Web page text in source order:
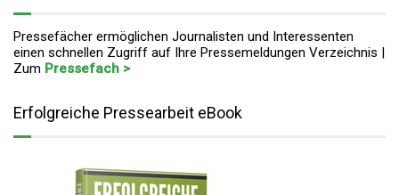
Pressefächer ermöglichen Journalisten und Interessenten
einen schnellen Zugriff auf Ihre Pressemeldungen Verzeichnis |
Zum Pressefach >
Erfolgreiche Pressearbeit eBook